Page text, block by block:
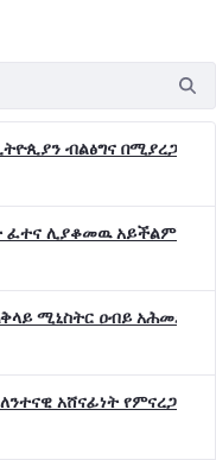
ብልፅግና
ፈተና ሊያቆመዉ አይችልም"-
ሚኒስትር ዐብይ አሕመድ (ዶ/
አሸናፊነት